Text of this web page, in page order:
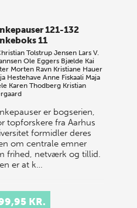
121-132
11
Tolstrup Jensen Lars V.
Ole Eggers Bjælde Kai
Morten Ravn Kristiane Hauer
Hestehave Anne Fiskaali Maja
Karen Thodberg Kristian
er bogserien,
topforskere fra Aarhus
formidler deres
om centrale emner
frihed, netværk og tillid.
er at k…
KR.